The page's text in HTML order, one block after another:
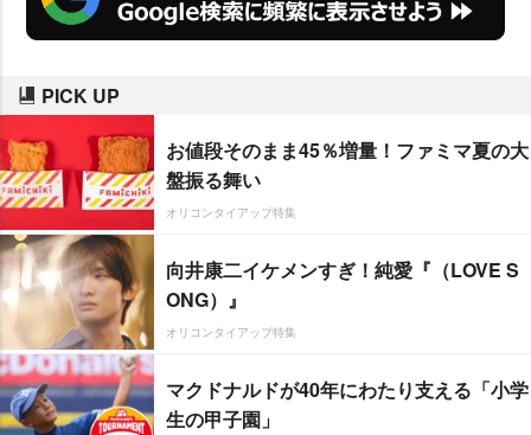
PICK UP
お値段そのまま45％増量！ファミマ夏の大
盤振る舞い
オリコンタイアップ特集
向井康二イケメンすぎ！純愛『（LOVE S
ONG）』
オリコンタイアップ特集
マクドナルドが40年にわたり支える「小学
生の甲子園」